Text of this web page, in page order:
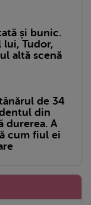
și bunic.
lui, Tudor,
altă scenă
de 34
din
durerea. A
cum fiul ei